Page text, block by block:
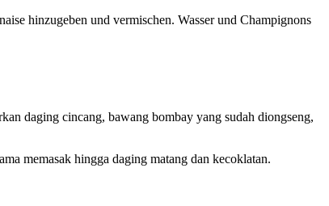
hinzugeben und vermischen. Wasser und Champignons
daging cincang, bawang bombay yang sudah diongseng,
memasak hingga daging matang dan kecoklatan.